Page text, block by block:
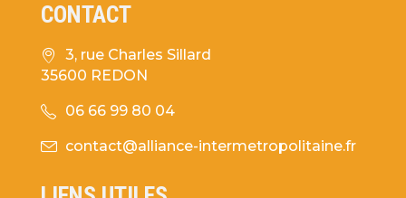
CONTACT
3, rue Charles Sillard
35600 REDON
06 66 99 80 04
contact@alliance-intermetropolitaine.fr